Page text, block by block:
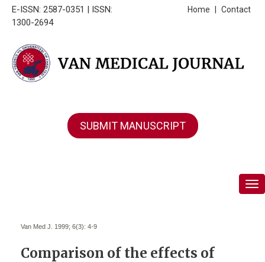
E-ISSN: 2587-0351 | ISSN:
1300-2694
Contact
Home
SUBMIT MANUSCRIPT
Van Med J. 1999; 6(3): 4-9
Comparison of the effects of